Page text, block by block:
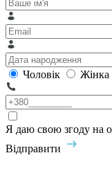
Чоловік Жінка
Я даю свою згоду на
Відправити